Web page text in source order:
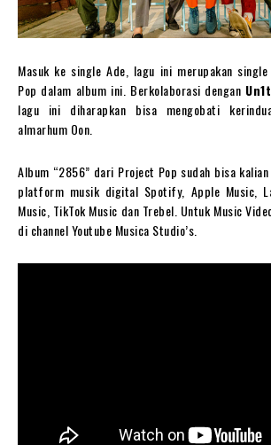
Masuk ke single Ade, lagu ini merupakan
Pop dalam album ini. Berkolaborasi dengan
lagu ini diharapkan bisa mengobati
almarhum Oon.
Album “2856” dari Project Pop sudah bisa
platform musik digital Spotify, Apple Music,
Music, TikTok Music dan Trebel. Untuk Music
di channel Youtube Musica Studio’s.